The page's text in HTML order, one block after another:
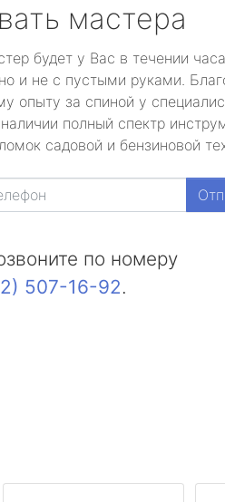
мастера
будет у Вас в течении
и не с пустыми руками.
опыту за спиной у
полный спектр
садовой и бензиновой
по номеру
507-16-92.